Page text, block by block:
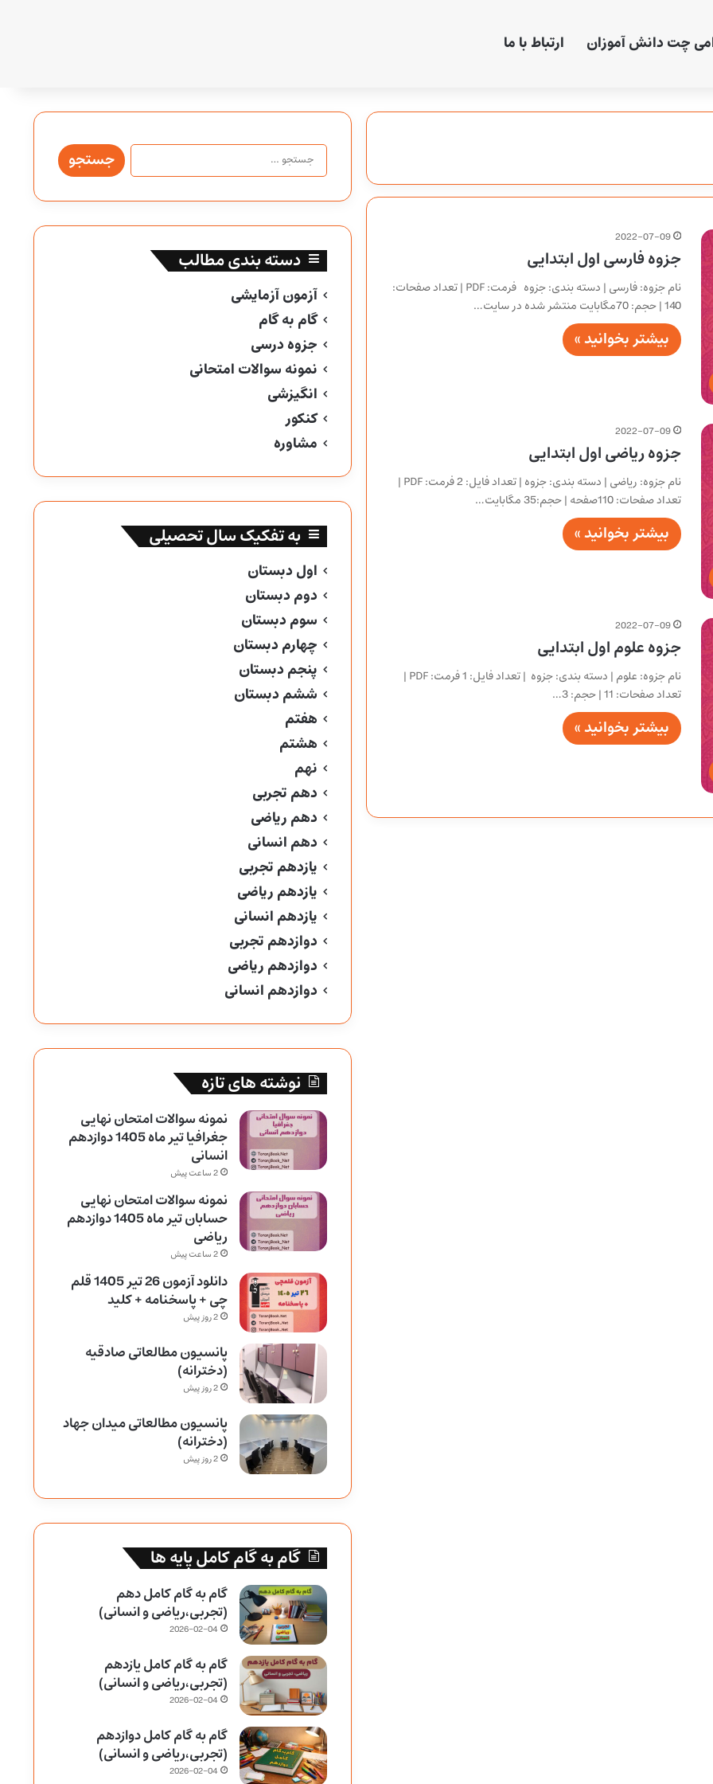
چت دانش آموزان ارتباط با ما
2022-07-09
جزوه فارسی اول ابتدایی
نام جزوه: فارسی | دسته بندی: جزوه فرمت: PDF | تعداد صفحات:
140 | حجم: 70مگابایت منتشر شده در سایت…
بیشتر بخوانید »
2022-07-09
جزوه ریاضی اول ابتدایی
نام جزوه: ریاضی | دسته بندی: جزوه | تعداد فایل: 2 فرمت: PDF |
تعداد صفحات: 110صفحه | حجم:35 مگابایت…
بیشتر بخوانید »
2022-07-09
جزوه علوم اول ابتدایی
نام جزوه: علوم | دسته بندی: جزوه | تعداد فایل: 1 فرمت: PDF |
تعداد صفحات: 11 | حجم: 3…
بیشتر بخوانید »
جستجو
برای:
دسته بندی مطالب
آزمون آزمایشی
گام به گام
جزوه درسی
نمونه سوالات امتحانی
انگیزشی
کنکور
مشاوره
به تفکیک سال تحصیلی
اول دبستان
دوم دبستان
سوم دبستان
چهارم دبستان
پنجم دبستان
ششم دبستان
هفتم
هشتم
نهم
دهم تجربی
دهم ریاضی
دهم انسانی
یازدهم تجربی
یازدهم ریاضی
یازدهم انسانی
دوازدهم تجربی
دوازدهم ریاضی
دوازدهم انسانی
نوشته های تازه
نمونه سوالات امتحان نهایی
جغرافیا تیر ماه 1405 دوازدهم
انسانی
2 ساعت پیش
نمونه سوالات امتحان نهایی
حسابان تیر ماه 1405 دوازدهم
ریاضی
2 ساعت پیش
دانلود آزمون 26 تیر 1405 قلم
چی + پاسخنامه + کلید
2 روز پیش
پانسیون مطالعاتی صادقیه
(دخترانه)
2 روز پیش
پانسیون مطالعاتی میدان جهاد
(دخترانه)
2 روز پیش
گام به گام کامل پایه ها
گام به گام کامل دهم
(تجربی،ریاضی و انسانی)
2026-02-04
گام به گام کامل یازدهم
(تجربی،ریاضی و انسانی)
2026-02-04
گام به گام کامل دوازدهم
(تجربی،ریاضی و انسانی)
2026-02-04